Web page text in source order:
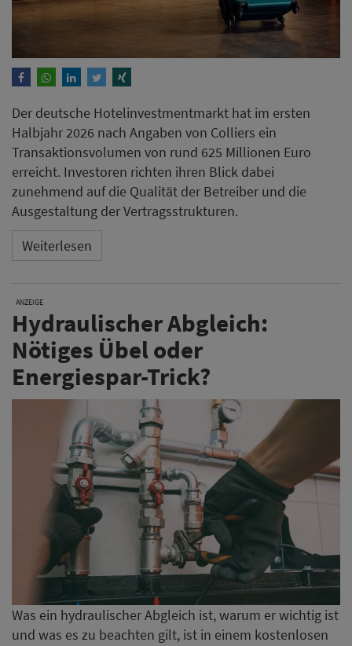
Der deutsche Hotelinvestmentmarkt hat im ersten
Halbjahr 2026 nach Angaben von Colliers ein
Transaktionsvolumen von rund 625 Millionen Euro
erreicht. Investoren richten ihren Blick dabei
zunehmend auf die Qualität der Betreiber und die
Ausgestaltung der Vertragsstrukturen.
Weiterlesen
ANZEIGE
Hydraulischer Abgleich:
Nötiges Übel oder
Energiespar-Trick?
Was ein hydraulischer Abgleich ist, warum er wichtig ist
und was es zu beachten gilt, ist in einem kostenlosen